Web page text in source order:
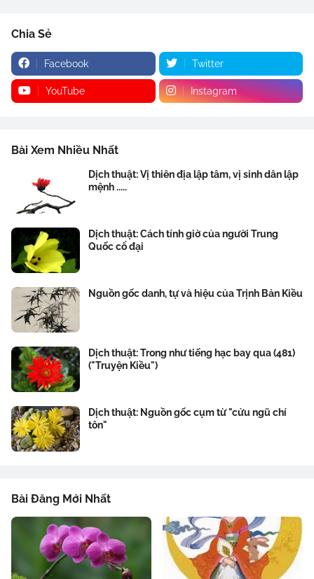
Chia Sẻ
Facebook Twitter
YouTube Instagram
Bài Xem Nhiều Nhất
Dịch thuật: Vị thiên địa lập tâm, vị sinh dân lập
mệnh .....
Dịch thuật: Cách tính giờ của người Trung
Quốc cổ đại
Nguồn gốc danh, tự và hiệu của Trịnh Bản Kiều
Dịch thuật: Trong như tiếng hạc bay qua (481)
("Truyện Kiều")
Dịch thuật: Nguồn gốc cụm từ "cửu ngũ chí
tôn"
Bài Đăng Mới Nhất